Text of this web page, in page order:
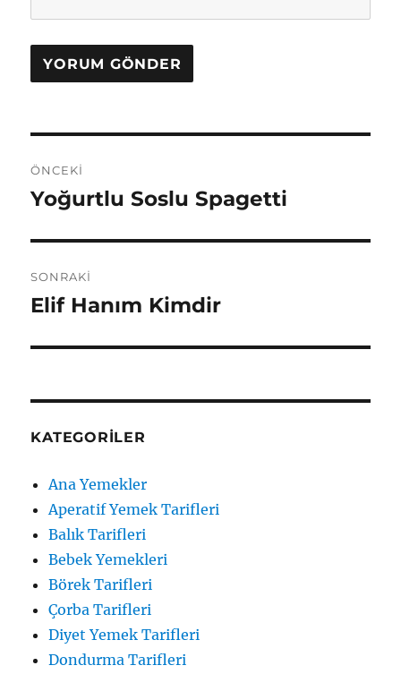
gezinmesi
ÖNCEKI
Önceki
Yoğurtlu Soslu Spagetti
SONRAKI
Sonraki
Elif Hanım Kimdir
KATEGORILER
Ana Yemekler
Aperatif Yemek Tarifleri
Balık Tarifleri
Bebek Yemekleri
Börek Tarifleri
Çorba Tarifleri
Diyet Yemek Tarifleri
Dondurma Tarifleri